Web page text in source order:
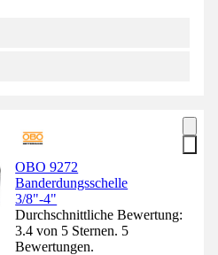
OBO 9272
Banderdungsschelle
3/8"-4"
Durchschnittliche Bewertung:
3.4 von 5 Sternen. 5
Bewertungen.